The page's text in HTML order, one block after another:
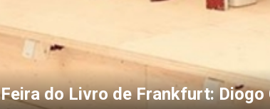
Feira do Livro de Frankfurt: Diogo